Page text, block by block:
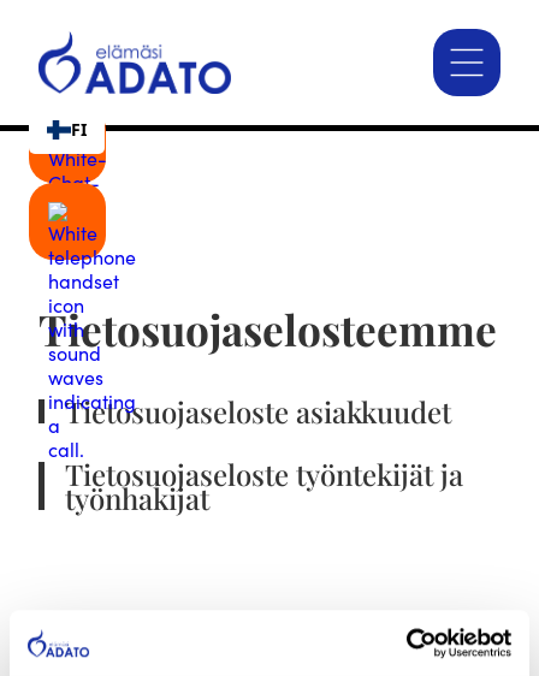
FI
Tietosuojaselosteemme
Tietosuojaseloste asiakkuudet
Tietosuojaseloste työntekijät ja
työnhakijat